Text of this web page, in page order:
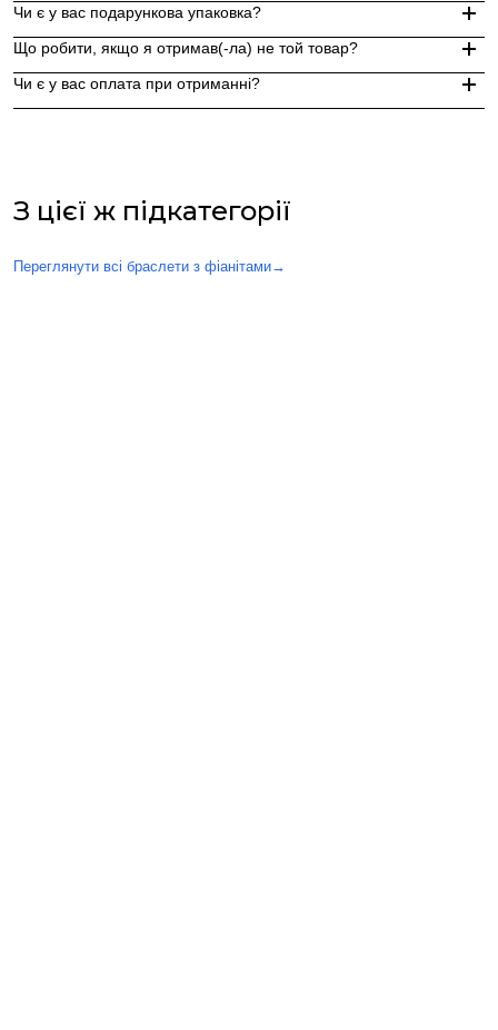
Замовлення, оформлені до 15:00, відправляються в той же
Індивідуальні замовлення (гравіювання, вироби з перлин
Доставка по Україні - Безкоштовно від 3000 грн.
За додаткову по Європі та світу , служба доставки "Укр
Чи є у вас подарункова упаковка?
Так, ми надаємо стильну фірмову упаковку до кожного
Що робити, якщо я отримав(-ла) не той товар?
Чи є у вас оплата при отриманні?
З цієї ж підкатегорії
Переглянути всі браслети з фіанітами→